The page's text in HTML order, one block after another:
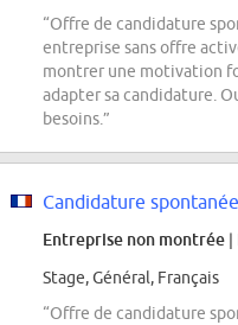
“Offre de candidature
entreprise sans offre
montrer une motivation
adapter sa candidature.
besoins.”
Candidature spontanée
Entreprise non montrée |
Stage, Général, Français
“Offre de candidature